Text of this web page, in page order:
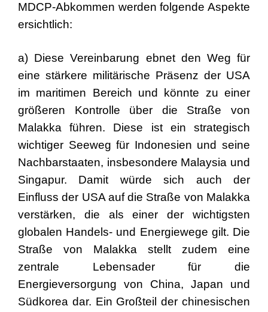
MDCP-Abkommen werden folgende Aspekte
ersichtlich:
a) Diese Vereinbarung ebnet den Weg für
eine stärkere militärische Präsenz der USA
im maritimen Bereich und könnte zu einer
größeren Kontrolle über die Straße von
Malakka führen. Diese ist ein strategisch
wichtiger Seeweg für Indonesien und seine
Nachbarstaaten, insbesondere Malaysia und
Singapur. Damit würde sich auch der
Einfluss der USA auf die Straße von Malakka
verstärken, die als einer der wichtigsten
globalen Handels- und Energiewege gilt. Die
Straße von Malakka stellt zudem eine
zentrale Lebensader für die
Energieversorgung von China, Japan und
Südkorea dar. Ein Großteil der chinesischen